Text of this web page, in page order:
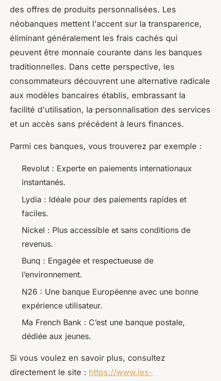
des offres de produits personnalisées. Les
néobanques mettent l'accent sur la transparence,
éliminant généralement les frais cachés qui
peuvent être monnaie courante dans les banques
traditionnelles. Dans cette perspective, les
consommateurs découvrent une alternative radicale
aux modèles bancaires établis, embrassant la
facilité d'utilisation, la personnalisation des services
et un accès sans précédent à leurs finances.
Parmi ces banques, vous trouverez par exemple :
Revolut : Experte en paiements internationaux
instantanés.
Lydia : Idéale pour des paiements rapides et
faciles.
Nickel : Plus accessible et sans conditions de
revenus.
Bunq : Engagée et respectueuse de
l’environnement.
N26 : Une banque Européenne avec une bonne
expérience utilisateur.
Ma French Bank : C’est une banque postale,
dédiée aux jeunes.
Si vous voulez en savoir plus, consultez
directement le site : https://www.les-